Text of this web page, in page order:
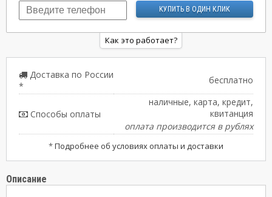
Как это работает?
Доставка по России
*
бесплатно
Способы оплаты
наличные, карта, кредит,
квитанция
оплата производится в рублях
*Подробнее об условиях оплаты и доставки
Описание